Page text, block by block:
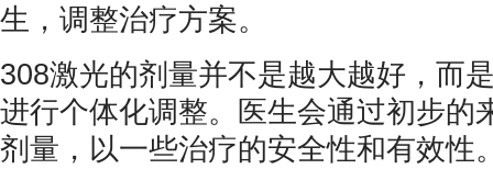
生，调整治疗方案。
308激光的剂量并不是越大越好，而
进行个体化调整。医生会通过初步的
剂量，以一些治疗的安全性和有效性